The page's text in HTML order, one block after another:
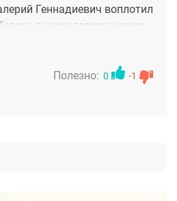
Геннадиевич воплотил
в моих глазах можно
очень довольна
всем у кого такая же
Полезно: 0 -1